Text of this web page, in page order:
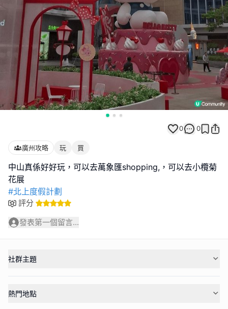
0 0
廣州攻略 玩 買
中山真係好好玩，可以去萬象匯shopping,，可以去小欖菊
#北上度假計劃
評分
發表第一個留言...
社群主題
熱門地點